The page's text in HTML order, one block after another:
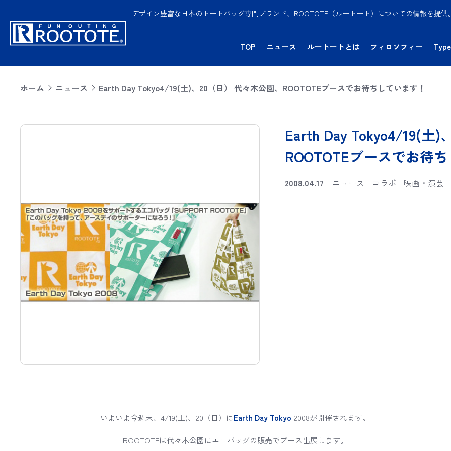
デザイン豊富な日本のトートバッグ専門ブランド、ROOTOTE（ルートート）についての情報を提
TOP ニュース ルートートとは フィロソフィー
ホーム ニュース Earth Day Tokyo4/19(土)、20（日） 代々木公園、ROOTOTEブースでお待ちしています！
Earth Day Tokyo4/19(土)
ROOTOTEブースでお待
2008.04.17 ニュース コラボ 映画・演芸
いよいよ今週末、4/19(土)、20（日）にEarth Day Tokyo 2008が開催されます。
ROOTOTEは代々木公園にエコバッグの販売でブース出展します。